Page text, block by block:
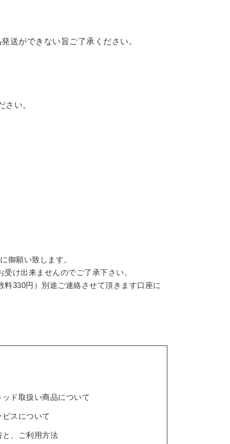
送ができない旨ご了承ください。
い。
御願い致します。
け出来ませんのでご了承下さい。
330円）別途ご連絡させて頂きます口座に
ッド取扱い商品について
スについて
と、ご利用方法